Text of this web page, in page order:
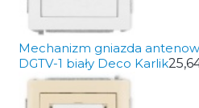
Mechanizm gniazda
DGTV-1 biały Deco Karlik